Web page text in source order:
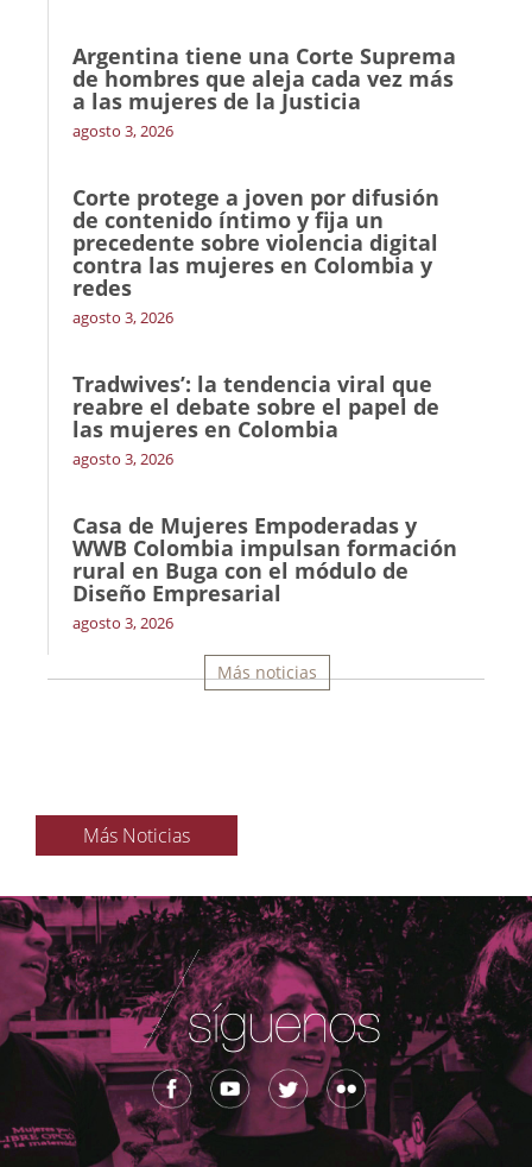
Argentina tiene una Corte Suprema
de hombres que aleja cada vez más
a las mujeres de la Justicia
agosto 3, 2026
Corte protege a joven por difusión
de contenido íntimo y fija un
precedente sobre violencia digital
contra las mujeres en Colombia y
redes
agosto 3, 2026
Tradwives’: la tendencia viral que
reabre el debate sobre el papel de
las mujeres en Colombia
agosto 3, 2026
Casa de Mujeres Empoderadas y
WWB Colombia impulsan formación
rural en Buga con el módulo de
Diseño Empresarial
agosto 3, 2026
Más noticias
Más Noticias